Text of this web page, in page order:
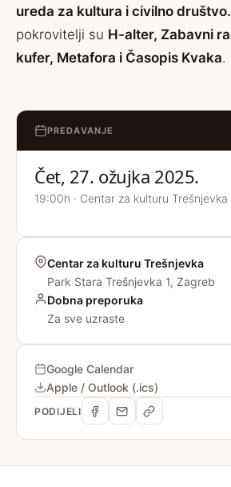
ureda za kultura i civilno društvo.
pokrovitelji su H-alter, Zabavni
kufer, Metafora i Časopis Kvaka.
PREDAVANJE
Čet, 27. ožujka 2025.
19:00h · Centar za kulturu Trešnjevka
Centar za kulturu Trešnjevka
Park Stara Trešnjevka 1, Zagreb
Dobna preporuka
Za sve uzraste
Google Calendar
Apple / Outlook (.ics)
PODIJELI